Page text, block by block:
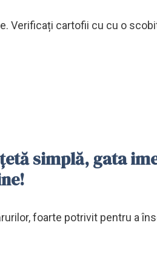
Verificați cartofii cu cu o
simplă, gata
foarte potrivit pentru a